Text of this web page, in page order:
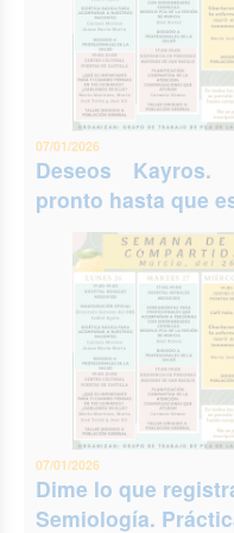
07/01/2026
Deseos Kayros.
pronto hasta que
07/01/2026
Dime lo que
Semiología.